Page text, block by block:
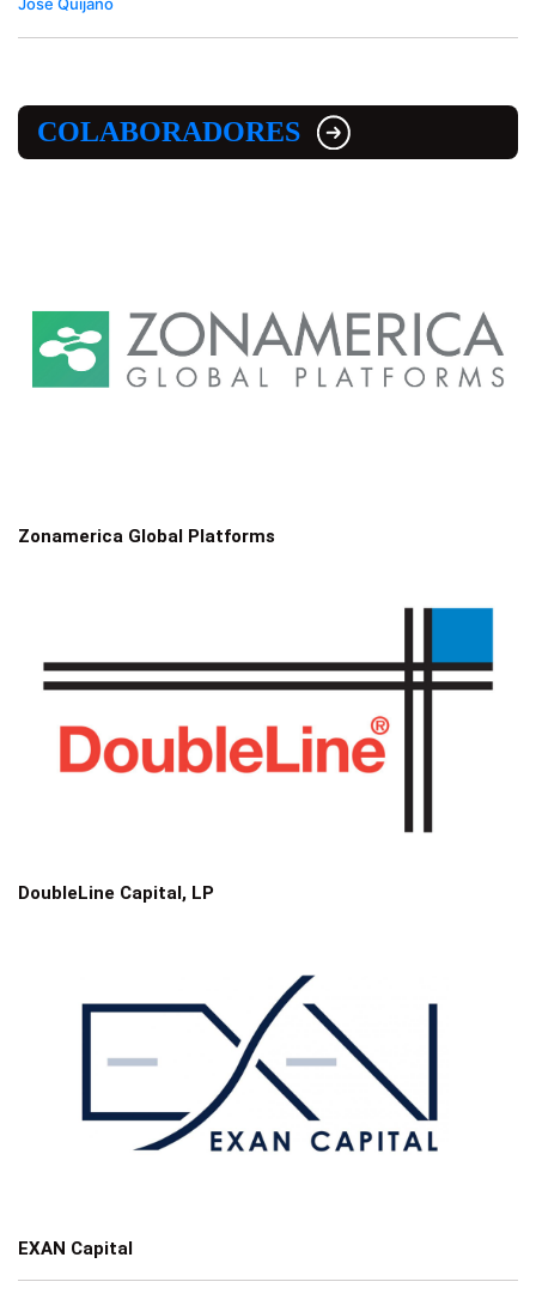
José Quijano
COLABORADORES
Zonamerica Global Platforms
DoubleLine Capital, LP
EXAN Capital